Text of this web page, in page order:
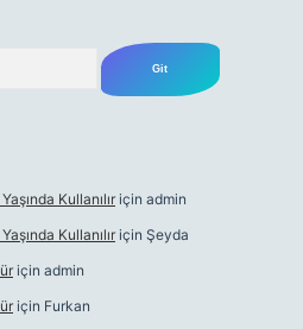
Kullanılır için admin
Kullanılır için Şeyda
için admin
için Furkan